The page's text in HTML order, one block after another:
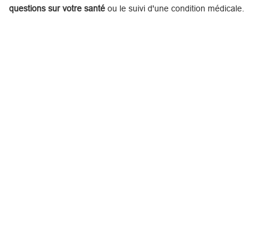
questions sur votre santé ou le suivi d'une condition médicale.